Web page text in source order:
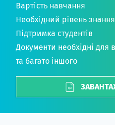
Вартість навчання
Необхідний рівень
Підтримка студентів
Документи необхідні для
та багато іншого